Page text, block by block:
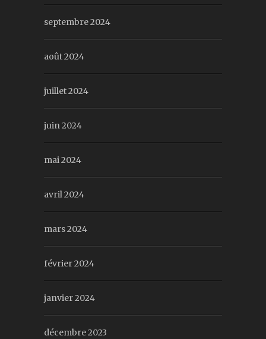
septembre 2024
août 2024
juillet 2024
juin 2024
mai 2024
avril 2024
mars 2024
février 2024
janvier 2024
décembre 2023